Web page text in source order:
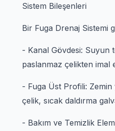
Sistem Bileşenleri
Bir Fuga Drenaj Sistemi
- Kanal Gövdesi: Suyun
paslanmaz çelikten imal
- Fuga Üst Profili:
çelik, sıcak daldırma
- Bakım ve Temizlik